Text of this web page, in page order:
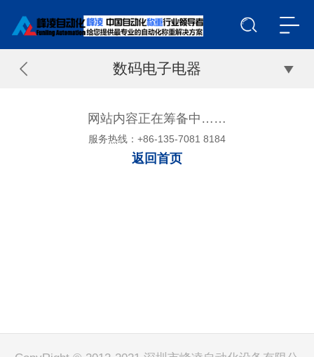
数码电子电器
网站内容正在筹备中……
服务热线：+86-135-7081 8184
返回首页